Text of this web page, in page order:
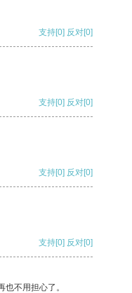
支持[0] 反对[0]
支持[0] 反对[0]
支持[0] 反对[0]
支持[0] 反对[0]
不用担心了。